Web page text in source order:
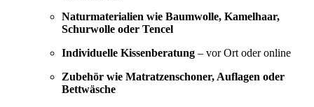
Naturmaterialien wie Baumwolle, Kamelhaar,
Schurwolle oder Tencel
Individuelle Kissenberatung – vor Ort oder online
Zubehör wie Matratzenschoner, Auflagen oder
Bettwäsche